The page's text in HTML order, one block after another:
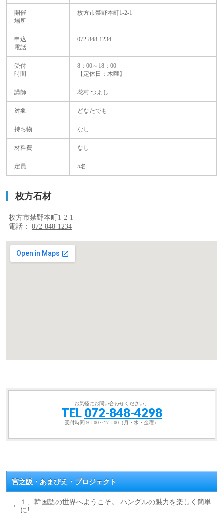
開催
場所
枚方市禁野本町1-2-1
申込
電話
072-848-1234
受付
時間
8：00～18：00
【定休日：木曜】
講師 花村 つよし
対象 どなたでも
持ち物 なし
材料費 なし
定員 5名
枚方石材
枚方市禁野本町1-2-1
電話：072-848-1234
お気軽にお問い合わせください。
TEL 072-848-4298
受付時間 9：00～17：00（月・水・金曜）
宮之阪・あまびえ・プロジェクト
１、韓国語の世界へようこそ。 ハングルの魅力を楽しく簡単
に!